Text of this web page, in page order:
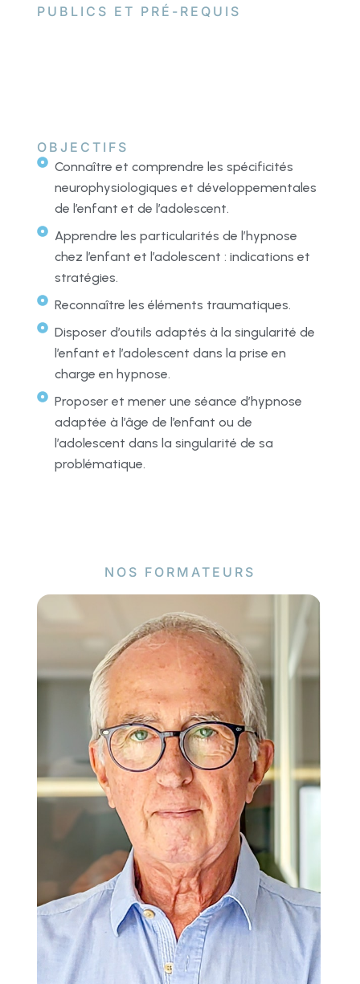
PUBLICS ET PRÉ-REQUIS
OBJECTIFS
Connaître et comprendre les spécificités
neurophysiologiques et développementales
de l’enfant et de l’adolescent.
Apprendre les particularités de l’hypnose
chez l’enfant et l’adolescent : indications et
stratégies.
Reconnaître les éléments traumatiques.
Disposer d’outils adaptés à la singularité de
l’enfant et l’adolescent dans la prise en
charge en hypnose.
Proposer et mener une séance d’hypnose
adaptée à l’âge de l’enfant ou de
l’adolescent dans la singularité de sa
problématique.
NOS FORMATEURS